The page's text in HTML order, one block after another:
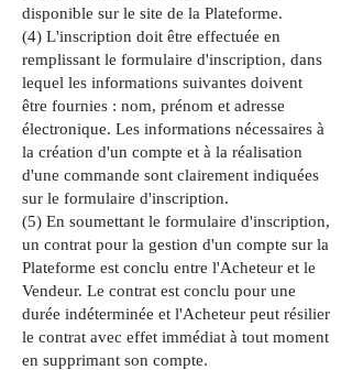
disponible sur le site de la Plateforme.
(4) L'inscription doit être effectuée en
remplissant le formulaire d'inscription, dans
lequel les informations suivantes doivent
être fournies : nom, prénom et adresse
électronique. Les informations nécessaires à
la création d'un compte et à la réalisation
d'une commande sont clairement indiquées
sur le formulaire d'inscription.
(5) En soumettant le formulaire d'inscription,
un contrat pour la gestion d'un compte sur la
Plateforme est conclu entre l'Acheteur et le
Vendeur. Le contrat est conclu pour une
durée indéterminée et l'Acheteur peut résilier
le contrat avec effet immédiat à tout moment
en supprimant son compte.